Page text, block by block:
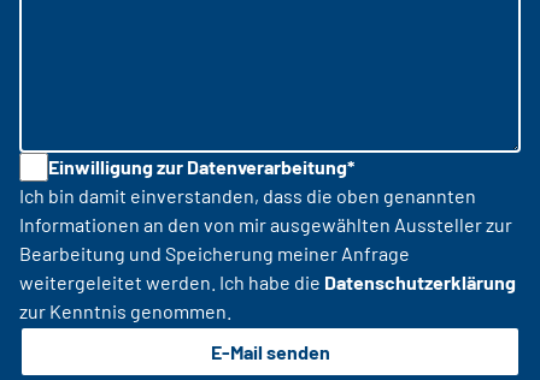
Einwilligung zur Datenverarbeitung*
Ich bin damit einverstanden, dass die oben genannten
Informationen an den von mir ausgewählten Aussteller zur
Bearbeitung und Speicherung meiner Anfrage
weitergeleitet werden. Ich habe die Datenschutzerklärung
zur Kenntnis genommen.
E-Mail senden